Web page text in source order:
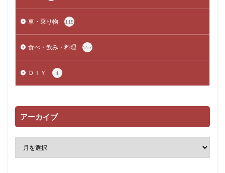
車・乗り物 118
食べ・飲み・料理 557
ＤＩＹ 1
アーカイブ